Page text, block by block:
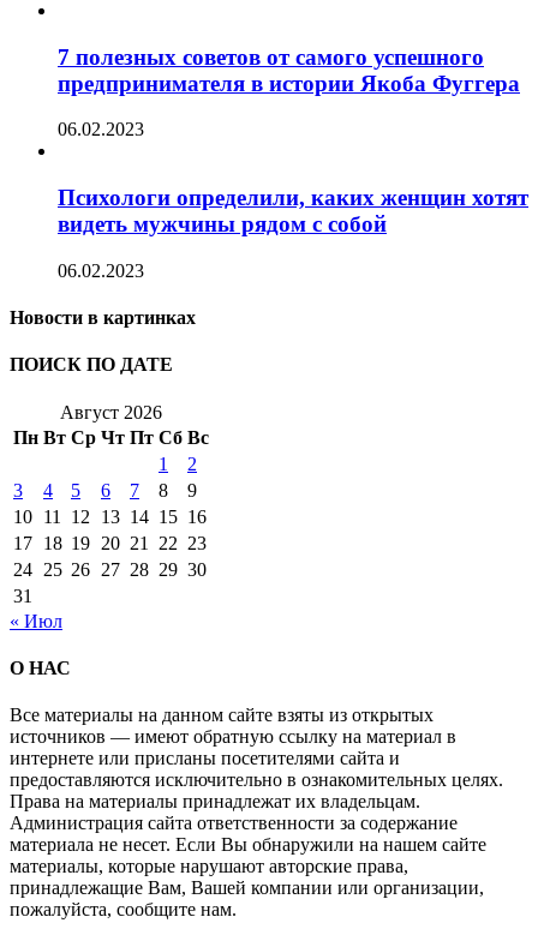
7 полезных советов от самого успешного
предпринимателя в истории Якоба Фуггера
06.02.2023
Психологи определили, каких женщин хотят
видеть мужчины рядом с собой
06.02.2023
Новости в картинках
ПОИСК ПО ДАТЕ
Август 2026
Пн Вт Ср Чт Пт Сб Вс
1
2
3
4 5 6 7 8
9
10 11 12 13 14 15 16
17 18 19 20 21 22 23
24 25 26 27 28 29 30
31
« Июл
О НАС
Все материалы на данном сайте взяты из открытых
источников — имеют обратную ссылку на материал в
интернете или присланы посетителями сайта и
предоставляются исключительно в ознакомительных целях.
Права на материалы принадлежат их владельцам.
Администрация сайта ответственности за содержание
материала не несет. Если Вы обнаружили на нашем сайте
материалы, которые нарушают авторские права,
принадлежащие Вам, Вашей компании или организации,
пожалуйста, сообщите нам.